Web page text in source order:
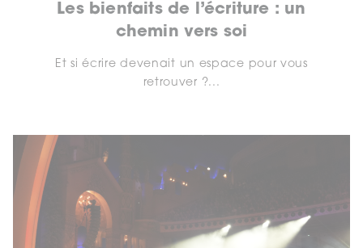
Les bienfaits de l’écriture : un
chemin vers soi
Et si écrire devenait un espace pour vous
retrouver ?...